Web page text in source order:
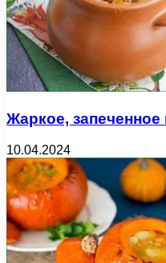
Жаркое, запеченное
10.04.2024